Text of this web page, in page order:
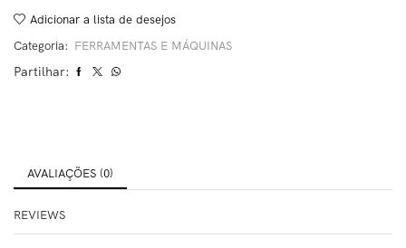
Adicionar a lista de desejos
Categoria: FERRAMENTAS E MÁQUINAS
Partilhar:
AVALIAÇÕES (0)
REVIEWS